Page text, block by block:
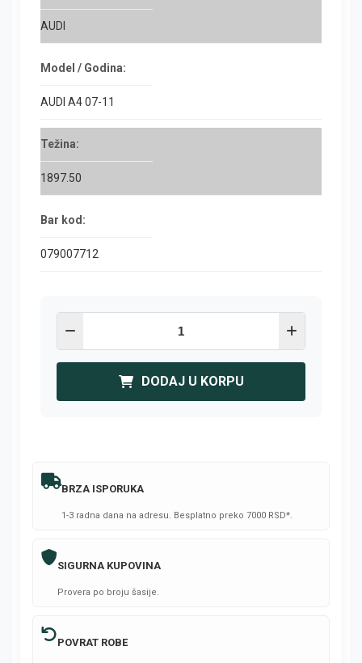
AUDI
Model / Godina:
AUDI A4 07-11
Težina:
1897.50
Bar kod:
079007712
DODAJ U KORPU
BRZA ISPORUKA
1-3 radna dana na adresu. Besplatno preko 7000 RSD*.
SIGURNA KUPOVINA
Provera po broju šasije.
POVRAT ROBE